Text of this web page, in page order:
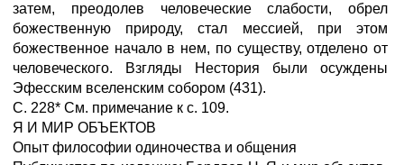
затем, преодолев человеческие слабости, обрел
божественную природу, стал мессией, при этом
божественное начало в нем, по существу, отделено от
человеческого. Взгляды Нестория были осуждены
Эфесским вселенским собором (431).
С. 228* См. примечание к с. 109.
Я И МИР ОБЪЕКТОВ
Опыт философии одиночества и общения